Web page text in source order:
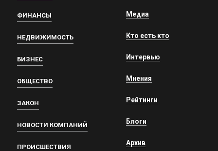
ФИНАНСЫ
НЕДВИЖИМОСТЬ
БИЗНЕС
ОБЩЕСТВО
ЗАКОН
НОВОСТИ КОМПАНИЙ
ПРОИСШЕСТВИЯ
Медиа
Кто есть кто
Интервью
Мнения
Рейтинги
Блоги
Архив